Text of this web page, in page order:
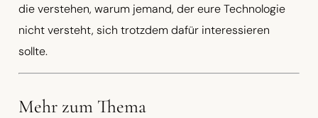
die verstehen, warum jemand, der eure Technologie
nicht versteht, sich trotzdem dafür interessieren
sollte.
Mehr zum Thema